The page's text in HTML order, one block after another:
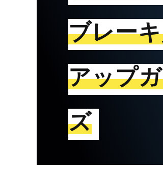
ブレー
アップ
ズ